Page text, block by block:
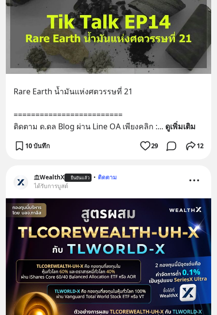
Rare Earth น้ำมันแห่งศตวรรษที่ 21
=========================
ติดตาม ด.ดล Blog ผ่าน Line OA เพียงคลิก :... ดูเพิ่มเติม
10 บันทึก 29 12
WealthX ยืนยันแล้ว • ติดตาม
ได้รับการบูสต์